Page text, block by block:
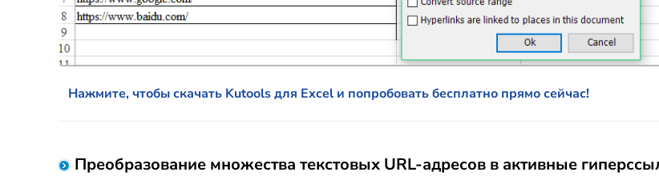
Нажмите, чтобы скачать Kutools для Excel и попробовать бесплатно прямо сейчас!
Преобразование множества текстовых URL-адресов в активные